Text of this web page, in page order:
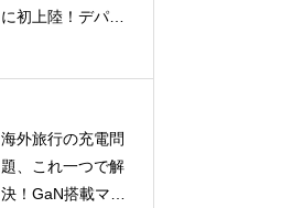
に初上陸！デパー
も
海外旅行の充電問
題、これ一つで解
決！GaN搭載マル